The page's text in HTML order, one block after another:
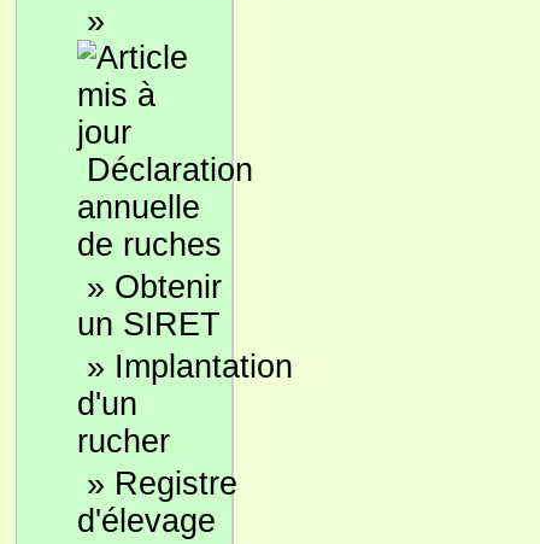
»
Déclaration
annuelle
de ruches
» Obtenir
un SIRET
» Implantation
d'un
rucher
» Registre
d'élevage